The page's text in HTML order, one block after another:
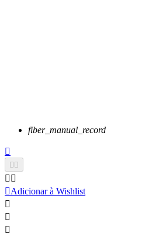
fiber_manual_record

 
 
Adicionar à Wishlist


